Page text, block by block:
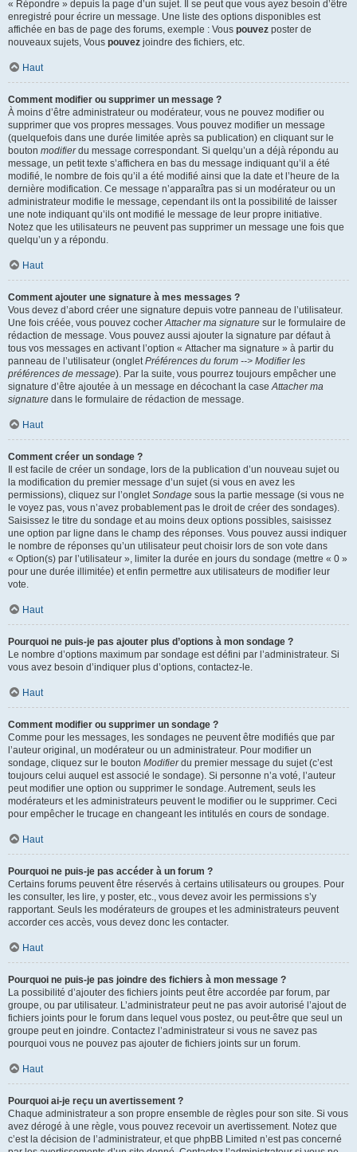
« Répondre » depuis la page d’un sujet. Il se peut que vous ayez besoin d’être
enregistré pour écrire un message. Une liste des options disponibles est
affichée en bas de page des forums, exemple : Vous pouvez poster de
nouveaux sujets, Vous pouvez joindre des fichiers, etc.
Haut
Comment modifier ou supprimer un message ?
À moins d’être administrateur ou modérateur, vous ne pouvez modifier ou
supprimer que vos propres messages. Vous pouvez modifier un message
(quelquefois dans une durée limitée après sa publication) en cliquant sur le
bouton modifierdu message correspondant. Si quelqu’un a déjà répondu au
message, un petit texte s’affichera en bas du message indiquant qu’il a été
modifié, le nombre de fois qu’il a été modifié ainsi que la date et l’heure de la
dernière modification. Ce message n’apparaîtra pas si un modérateur ou un
administrateur modifie le message, cependant ils ont la possibilité de laisser
une note indiquant qu’ils ont modifié le message de leur propre initiative.
Notez que les utilisateurs ne peuvent pas supprimer un message une fois que
quelqu’un y a répondu.
Haut
Comment ajouter une signature à mes messages ?
Vous devez d’abord créer une signature depuis votre panneau de l’utilisateur.
Une fois créée, vous pouvez cocherAttacher ma signature sur le formulaire de
rédaction de message. Vous pouvez aussi ajouter la signature par défaut à
tous vos messages en activant l’option « Attacher ma signature » à partir du
panneau de l’utilisateur (ongletPréférences du forum --> Modifier les
préférences de message). Par la suite, vous pourrez toujours empêcher une
signature d’être ajoutée à un message en décochant la caseAttacher ma
signature dans le formulaire de rédaction de message.
Haut
Comment créer un sondage ?
Il est facile de créer un sondage, lors de la publication d’un nouveau sujet ou
la modification du premier message d’un sujet (si vous en avez les
permissions), cliquez sur l’ongletSondage sous la partie message (si vous ne
le voyez pas, vous n’avez probablement pas le droit de créer des sondages).
Saisissez le titre du sondage et au moins deux options possibles, saisissez
une option par ligne dans le champ des réponses. Vous pouvez aussi indiquer
le nombre de réponses qu’un utilisateur peut choisir lors de son vote dans
« Option(s) par l’utilisateur », limiter la durée en jours du sondage (mettre « 0 »
pour une durée illimitée) et enfin permettre aux utilisateurs de modifier leur
vote.
Haut
Pourquoi ne puis-je pas ajouter plus d’options à mon sondage ?
Le nombre d’options maximum par sondage est défini par l’administrateur. Si
vous avez besoin d’indiquer plus d’options, contactez-le.
Haut
Comment modifier ou supprimer un sondage ?
Comme pour les messages, les sondages ne peuvent être modifiés que par
l’auteur original, un modérateur ou un administrateur. Pour modifier un
sondage, cliquez sur le bouton Modifierdu premier message du sujet (c’est
toujours celui auquel est associé le sondage). Si personne n’a voté, l’auteur
peut modifier une option ou supprimer le sondage. Autrement, seuls les
modérateurs et les administrateurs peuvent le modifier ou le supprimer. Ceci
pour empêcher le trucage en changeant les intitulés en cours de sondage.
Haut
Pourquoi ne puis-je pas accéder à un forum ?
Certains forums peuvent être réservés à certains utilisateurs ou groupes. Pour
les consulter, les lire, y poster, etc., vous devez avoir les permissions s’y
rapportant. Seuls les modérateurs de groupes et les administrateurs peuvent
accorder ces accès, vous devez donc les contacter.
Haut
Pourquoi ne puis-je pas joindre des fichiers à mon message ?
La possibilité d’ajouter des fichiers joints peut être accordée par forum, par
groupe, ou par utilisateur. L’administrateur peut ne pas avoir autorisé l’ajout de
fichiers joints pour le forum dans lequel vous postez, ou peut-être que seul un
groupe peut en joindre. Contactez l’administrateur si vous ne savez pas
pourquoi vous ne pouvez pas ajouter de fichiers joints sur un forum.
Haut
Pourquoi ai-je reçu un avertissement ?
Chaque administrateur a son propre ensemble de règles pour son site. Si vous
avez dérogé à une règle, vous pouvez recevoir un avertissement. Notez que
c’est la décision de l’administrateur, et que phpBB Limited n’est pas concerné